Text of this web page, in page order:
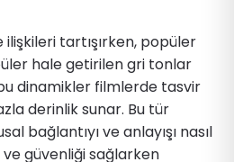
tartışırken, popüler
hale getirilen gri tonlar
dinamikler filmlerde tasvir
derinlik sunar. Bu tür
bağlantıyı ve anlayışı nasıl
ve güvenliği sağlarken